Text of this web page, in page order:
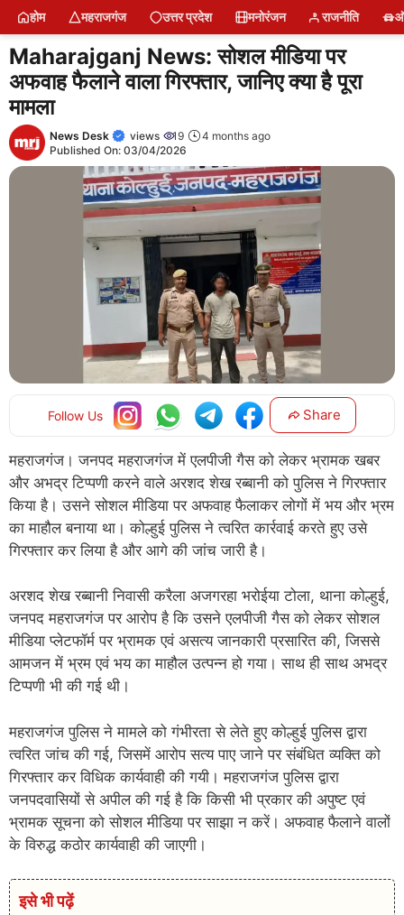
Skip
content
होम महराजगंज उत्तर प्रदेश मनोरंजन राजनीति
Maharajganj News: सोशल मीडिया पर
अफवाह फैलाने वाला गिरफ्तार, जानिए क्या है पूरा
मामला
News Desk views 19
4 months ago
Published On: 03/04/2026
Follow Us Share
महराजगंज। जनपद महराजगंज में एलपीजी गैस को लेकर भ्रामक खबर
और अभद्र टिप्पणी करने वाले अरशद शेख रब्बानी को पुलिस ने गिरफ्तार
किया है। उसने सोशल मीडिया पर अफवाह फैलाकर लोगों में भय और भ्रम
का माहौल बनाया था। कोल्हुई पुलिस ने त्वरित कार्रवाई करते हुए उसे
गिरफ्तार कर लिया है और आगे की जांच जारी है।
अरशद शेख रब्बानी निवासी करैला अजगरहा भरोईया टोला, थाना कोल्हुई,
जनपद महराजगंज पर आरोप है कि उसने एलपीजी गैस को लेकर सोशल
मीडिया प्लेटफॉर्म पर भ्रामक एवं असत्य जानकारी प्रसारित की, जिससे
आमजन में भ्रम एवं भय का माहौल उत्पन्न हो गया। साथ ही साथ अभद्र
टिप्पणी भी की गई थी।
महराजगंज पुलिस ने मामले को गंभीरता से लेते हुए कोल्हुई पुलिस द्वारा
त्वरित जांच की गई, जिसमें आरोप सत्य पाए जाने पर संबंधित व्यक्ति को
गिरफ्तार कर विधिक कार्यवाही की गयी। महराजगंज पुलिस द्वारा
जनपदवासियों से अपील की गई है कि किसी भी प्रकार की अपुष्ट एवं
भ्रामक सूचना को सोशल मीडिया पर साझा न करें। अफवाह फैलाने वालों
के विरुद्ध कठोर कार्यवाही की जाएगी।
इसे भी पढ़ें